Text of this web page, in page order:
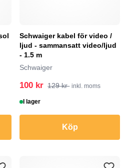
Schwaiger kabel för video /
ljud - sammansatt video/ljud
- 1.5 m
Schwaiger
100 kr 129 kr inkl. moms
I lager
Köp